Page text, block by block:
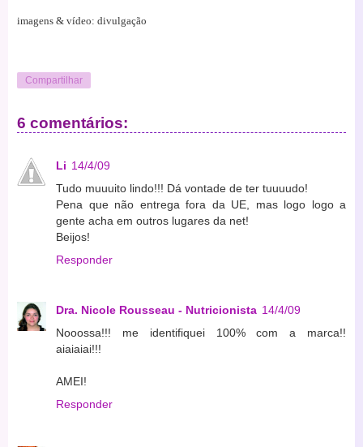
imagens & vídeo: divulgação
Compartilhar
6 comentários:
Li 14/4/09
Tudo muuuito lindo!!! Dá vontade de ter tuuuudo!
Pena que não entrega fora da UE, mas logo logo a
gente acha em outros lugares da net!
Beijos!
Responder
Dra. Nicole Rousseau - Nutricionista 14/4/09
Nooossa!!! me identifiquei 100% com a marca!!
aiaiaiai!!!
AMEI!
Responder